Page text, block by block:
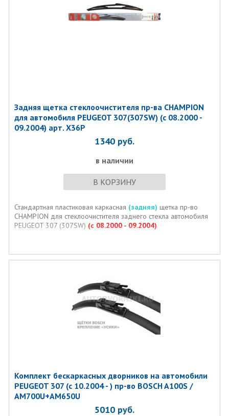
Задняя щетка стеклоочистителя пр-ва CHAMPION
для автомобиля PEUGEOT 307(307SW) (c 08.2000 -
09.2004) арт. X36P
1340 руб.
в наличии
В КОРЗИНУ
Стандартная пластиковая каркасная (задняя) щетка пр-во
CHAMPION для стеклоочистителя заднего стекла автомобиля
PEUGEOT 307 (307SW) (c 08.2000 - 09.2004)
Комплект бескаркаcных дворников на автомобили
PEUGEOT 307 (c 10.2004 - ) пр-во BOSCH A100S /
AM700U+AM650U
5010 руб.